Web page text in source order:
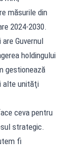
măsurile din
2024-2030.
Guvernul
holdingului
gestionează
alte unităţi
ceva pentru
strategic.
fi